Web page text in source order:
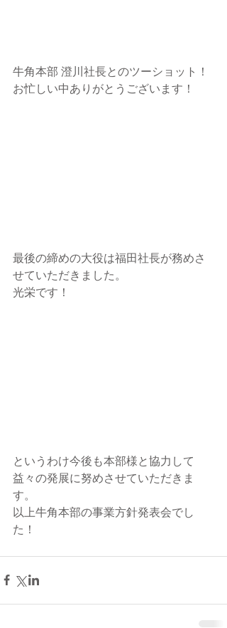
牛角本部 澄川社長とのツーショット！
お忙しい中ありがとうございます！
最後の締めの大役は福田社長が務めさ
せていただきました。
光栄です！
というわけ今後も本部様と協力して
益々の発展に努めさせていただきま
す。
以上牛角本部の事業方針発表会でし
た！